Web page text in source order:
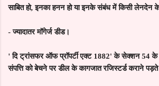
साबित हो, इनका हनन हो या इनके संबंध में किसी लेनदेन के
-ज्यादातर मॉगेर्ज डीड।
'दि ट्रांसफर ऑफ प्रॉपर्टी एक्ट 1882' के सेक्शन 54 के
संपत्ति को बेचने पर डील के कागजात रजिस्टर्ड कराने